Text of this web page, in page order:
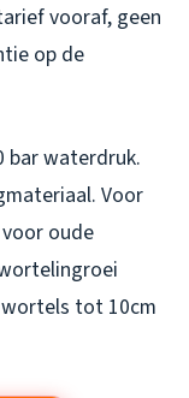
vooraf, geen
op de
bar waterdruk.
Voor
voor oude
tot 10cm